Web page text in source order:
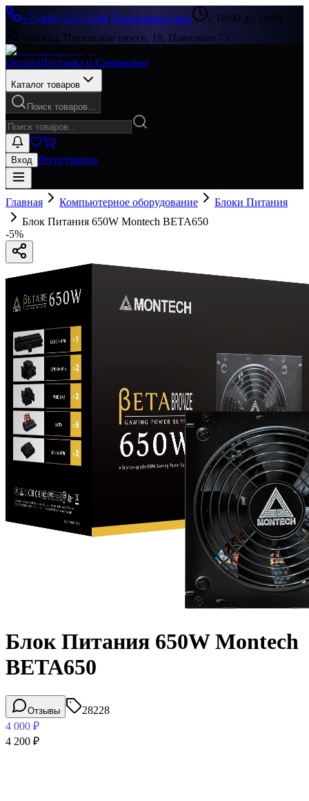
+7 (499) 322-33-86|Перезвоните мне
с 10:00 до 19:00
Москва, Пятницкое шоссе, 18, Павильон 73
ОплатаДоставка и Самовывоз
Каталог товаров
Поиск товаров...
Вход Регистрация
Главная Компьютерное оборудование
Блоки Питания
Блок Питания 650W Montech BETA650
-5%
Блок Питания 650W Montech
BETA650
Отзывы
28228
4 000 ₽
4 200 ₽